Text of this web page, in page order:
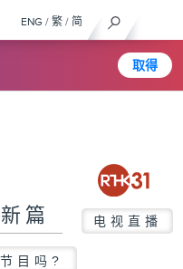
取得
ENG / 繁 / 简
篇 电视直播
目吗?